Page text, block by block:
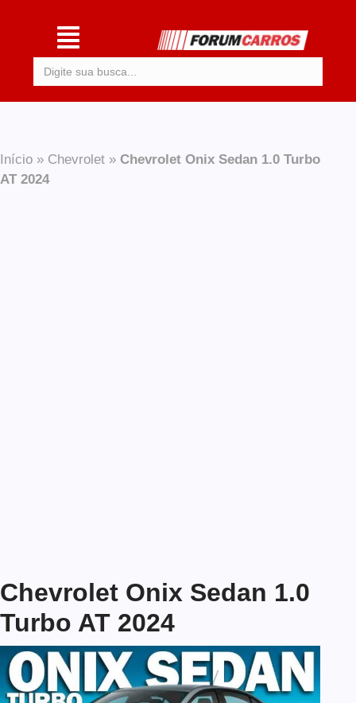
Início » Chevrolet » Chevrolet Onix Sedan 1.0 Turbo
AT 2024
Chevrolet Onix Sedan 1.0
Turbo AT 2024